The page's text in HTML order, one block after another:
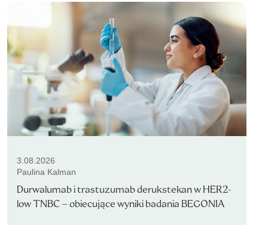
3.08.2026
Paulina Kalman
Durwalumab i trastuzumab derukstekan w HER2-
low TNBC – obiecujące wyniki badania BEGONIA